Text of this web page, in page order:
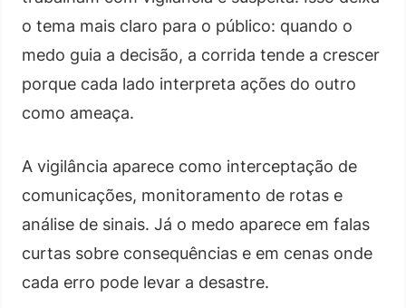
o tema mais claro para o público: quando o
medo guia a decisão, a corrida tende a crescer
porque cada lado interpreta ações do outro
como ameaça.
A vigilância aparece como interceptação de
comunicações, monitoramento de rotas e
análise de sinais. Já o medo aparece em falas
curtas sobre consequências e em cenas onde
cada erro pode levar a desastre.